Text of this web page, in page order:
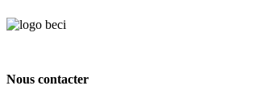
Nous contacter